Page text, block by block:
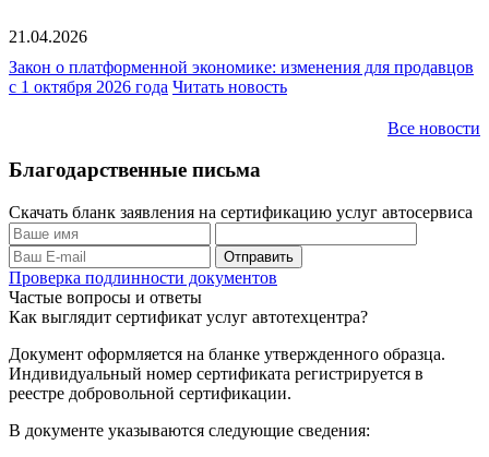
21.04.2026
Закон о платформенной экономике: изменения для продавцов
с 1 октября 2026 года Читать новость
Все новости
Благодарственные письма
Скачать бланк заявления на сертификацию услуг автосервиса
Проверка подлинности документов
Частые вопросы и ответы
Как выглядит сертификат услуг автотехцентра?
Документ оформляется на бланке утвержденного образца.
Индивидуальный номер сертификата регистрируется в
реестре добровольной сертификации.
В документе указываются следующие сведения: